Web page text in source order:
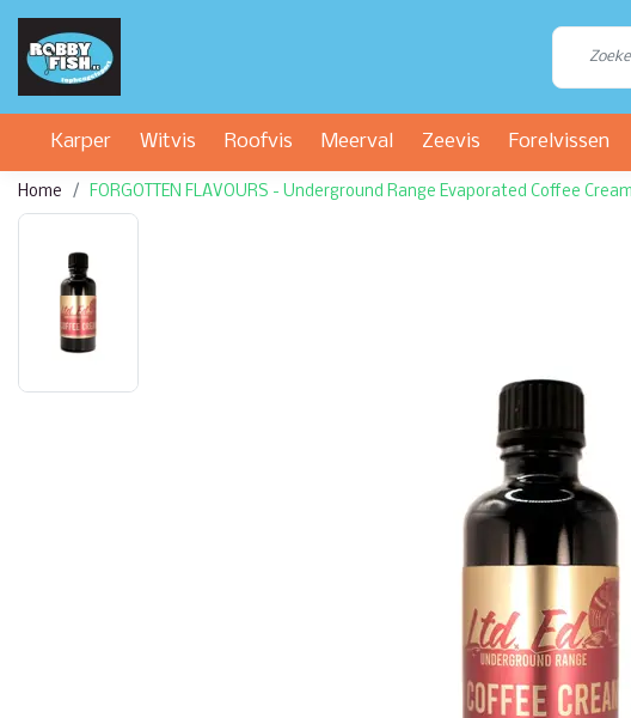
Karper Witvis Roofvis Meerval Zeevis Forelvissen
Home FORGOTTEN FLAVOURS - Underground Range Evaporated Coffee